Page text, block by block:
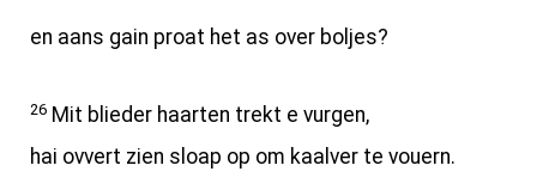
en aans gain proat het as over boljes?
26 Mit blieder haarten trekt e vurgen,
hai ovvert zien sloap op om kaalver te vouern.